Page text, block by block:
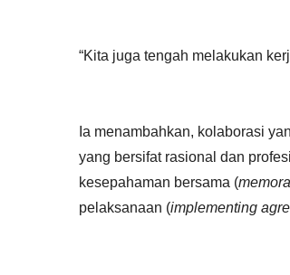
“Kita juga tengah melakukan
Ia menambahkan, kolaborasi
yang bersifat rasional dan
kesepahaman bersama (
pelaksanaan (implementing